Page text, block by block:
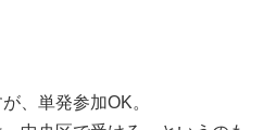
、単発参加OK。